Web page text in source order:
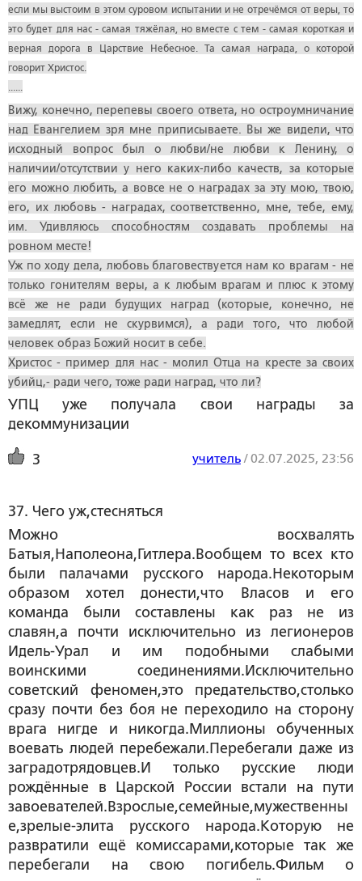
если мы выстоим в этом суровом испытании и не отречёмся от веры, то
это будет для нас - самая тяжёлая, но вместе с тем - самая короткая и
верная дорога в Царствие Небесное. Та самая награда, о которой
говорит Христос.
......
Вижу, конечно, перепевы своего ответа, но остроумничание
над Евангелием зря мне приписываете. Вы же видели, что
исходный вопрос был о любви/не любви к Ленину, о
наличии/отсутствии у него каких-либо качеств, за которые
его можно любить, а вовсе не о наградах за эту мою, твою,
его, их любовь - наградах, соответственно, мне, тебе, ему,
им. Удивляюсь способностям создавать проблемы на
ровном месте!
Уж по ходу дела, любовь благовествуется нам ко врагам - не
только гонителям веры, а к любым врагам и плюс к этому
всё же не ради будущих наград (которые, конечно, не
замедлят, если не скурвимся), а ради того, что любой
человек образ Божий носит в себе.
Христос - пример для нас - молил Отца на кресте за своих
убийц,- ради чего, тоже ради наград, что ли?
УПЦ уже получала свои награды за
декоммунизации
3 учитель/02.07.2025, 23:56
37. Чего уж,стесняться
Можно восхвалять
Батыя,Наполеона,Гитлера.Вообщем то всех кто
были палачами русского народа.Некоторым
образом хотел донести,что Власов и его
команда были составлены как раз не из
славян,а почти исключительно из легионеров
Идель-Урал и им подобными слабыми
воинскими соединениями.Исключительно
советский феномен,это предательство,столько
сразу почти без боя не переходило на сторону
врага нигде и никогда.Миллионы обученных
воевать людей перебежали.Перебегали даже из
заградотрядовцев.И только русские люди
рождённые в Царской России встали на пути
завоевателей.Взрослые,семейные,мужественны
е,зрелые-элита русского народа.Которую не
развратили ещё комиссарами,которые так же
перебегали на свою погибель.Фильм о